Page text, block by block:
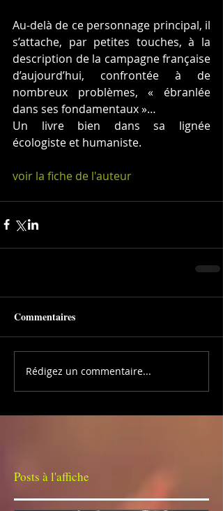
Au-delà de ce personnage principal, il
s’attache, par petites touches, à la
description de la campagne française
d’aujourd’hui, confrontée à de
nombreux problèmes, « ébranlée
dans ses fondamentaux »…
Un livre bien dans sa lignée
écologiste et humaniste.
voir la fiche de l'auteur
Commentaires
Rédigez un commentaire...
Posts à l'affiche